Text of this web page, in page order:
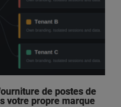
de postes de
votre propre marque